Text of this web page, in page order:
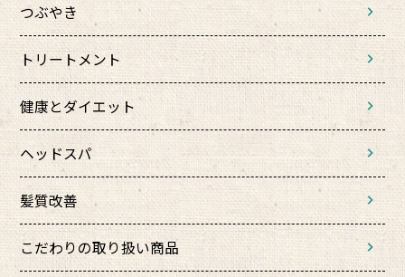
つぶやき
トリートメント
健康とダイエット
ヘッドスパ
髪質改善
こだわりの取り扱い商品